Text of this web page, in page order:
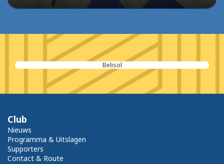
Cordeel Nederland
Club
Nieuws
Programma & Uitslagen
Supporters
Contact & Route